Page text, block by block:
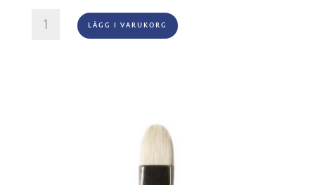
Georgian
Series
LÄGG I VARUKORG